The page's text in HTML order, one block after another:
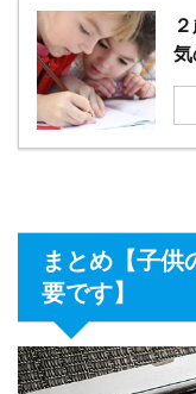
気
まとめ【子供
要です】